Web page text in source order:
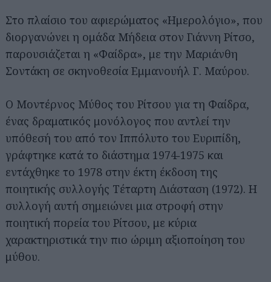
Στο πλαίσιο του αφιερώματος «Ημερολόγιο», που
διοργανώνει η ομάδα Μήδεια στον Γιάννη Ρίτσο,
παρουσιάζεται η «Φαίδρα», με την Μαριάνθη
Σοντάκη σε σκηνοθεσία Εμμανουήλ Γ. Μαύρου.
Ο Μοντέρνος Μύθος του Ρίτσου για τη Φαίδρα,
ένας δραματικός μονόλογος που αντλεί την
υπόθεσή του από τον Ιππόλυτο του Ευριπίδη,
γράφτηκε κατά το διάστημα 1974‐1975 και
εντάχθηκε το 1978 στην έκτη έκδοση της
ποιητικής συλλογής Τέταρτη Διάσταση (1972). Η
συλλογή αυτή σημειώνει μια στροφή στην
ποιητική πορεία του Ρίτσου, με κύρια
χαρακτηριστικά την πιο ώριμη αξιοποίηση του
μύθου.